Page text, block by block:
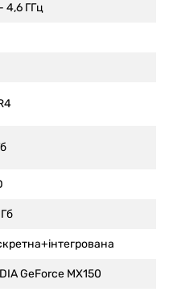
4,6 ГГц
GeForce MX150